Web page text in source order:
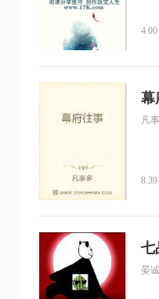
4.00
幕
凡
8.39
七
晏诚